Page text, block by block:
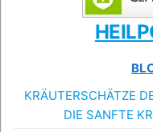
KRÄUTERSCHÄTZE
DIE SANFTE